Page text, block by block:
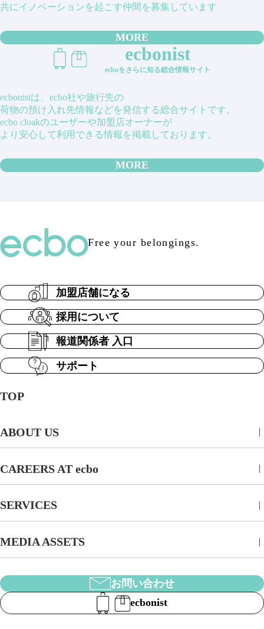
共にイノベーションを起こす仲間を募集しています
MORE
ecbonist
ecboをさらに知る総合情報サイト
ecbonistは、ecbo社や旅行先の
荷物の預け入れ先情報などを発信する総合サイトです。
ecbo cloakのユーザーや加盟店オーナーが
より安心して利用できる情報を掲載しております。
MORE
Free your belongings.
TOP
ABOUT US
CAREERS AT ecbo
SERVICES
MEDIA ASSETS
加盟店舗になる
採用について
報道関係者 入口
サポート
お問い合わせ
ecbonist